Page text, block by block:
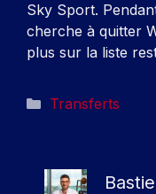
Sky Sport.
cherche à quitter
plus sur la liste
Catégories
Transferts